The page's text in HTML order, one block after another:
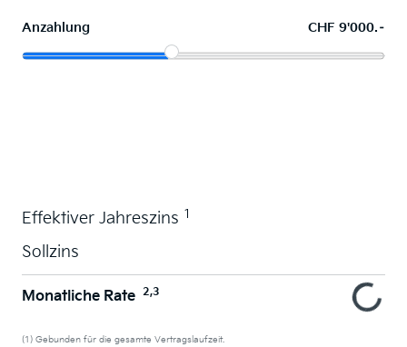
Anzahlung CHF 9'000.–
Effektiver Jahreszins 1
Sollzins
Monatliche Rate 2,3
(1) Gebunden für die gesamte Vertragslaufzeit.